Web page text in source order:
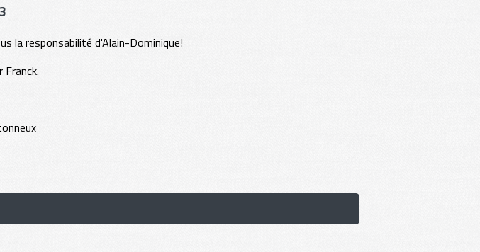
la responsabilité d'Alain-Dominique!